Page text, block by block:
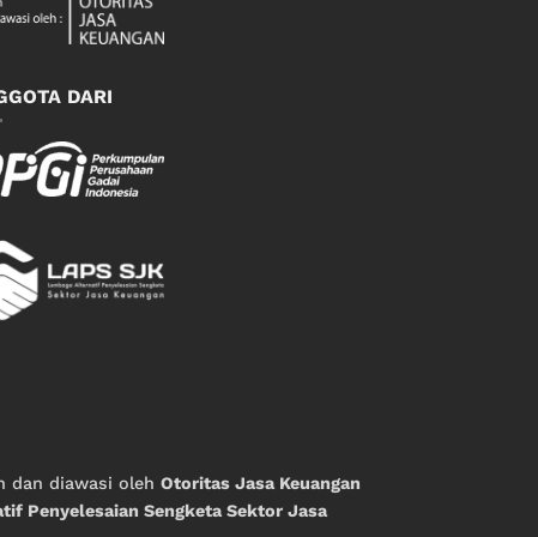
DARI
dan diawasi oleh Otoritas Jasa Keuangan
Penyelesaian Sengketa Sektor Jasa